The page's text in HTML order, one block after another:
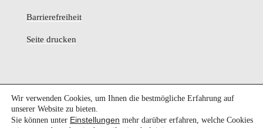
Barrierefreiheit
Seite drucken
Mail
Wir verwenden Cookies, um Ihnen die bestmögliche Erfahrung auf
unserer Website zu bieten.
Sie können unter Einstellungen mehr darüber erfahren, welche Cookies